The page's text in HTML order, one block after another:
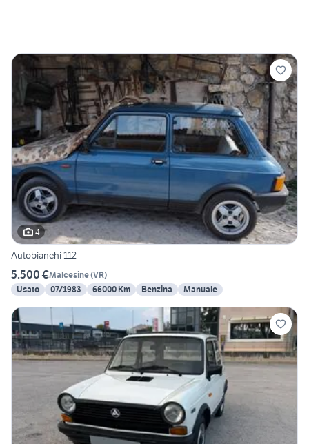
4
Autobianchi 112
5.500 €Malcesine(VR)
Usato
07/1983 66000 Km Benzina Manuale